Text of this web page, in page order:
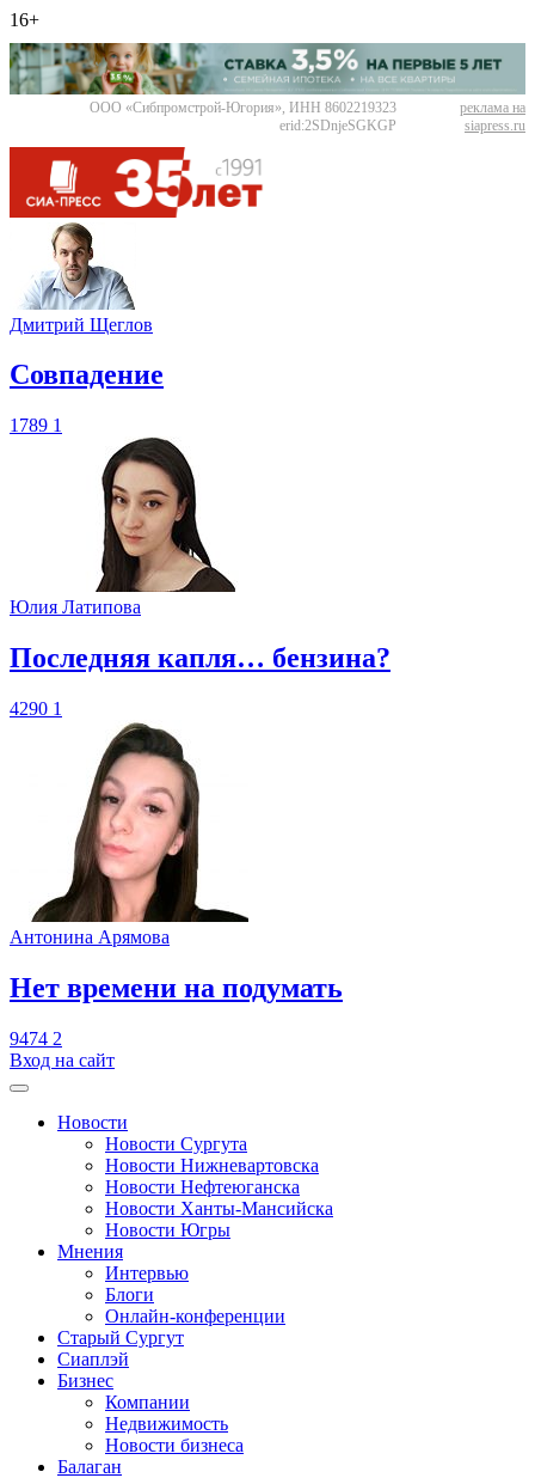
16+
ООО «Сибпромстрой-Югория», ИНН 8602219323
erid:2SDnjeSGKGP
реклама на
siapress.ru
Дмитрий Щеглов
​Совпадение
1789 1
Юлия Латипова
​Последняя капля… бензина?
4290 1
Антонина Арямова
​Нет времени на подумать
9474 2
Вход на сайт
Новости
Новости Сургута
Новости Нижневартовска
Новости Нефтеюганска
Новости Ханты-Мансийска
Новости Югры
Мнения
Интервью
Блоги
Онлайн-конференции
Старый Сургут
Сиаплэй
Бизнес
Компании
Недвижимость
Новости бизнеса
Балаган